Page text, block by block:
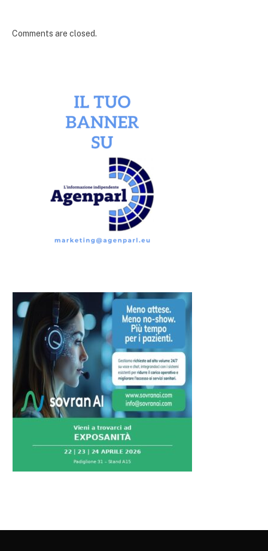
Comments are closed.